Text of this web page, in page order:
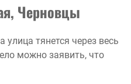
Черновцы
улица тянется через весь
можно заявить, что